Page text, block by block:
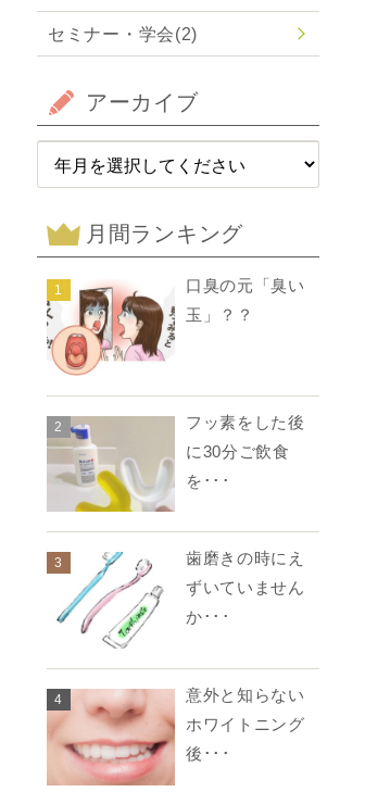
セミナー・学会(2)
アーカイブ
月間ランキング
1
口臭の元「臭い
玉」？？
2
フッ素をした後
に30分ご飲食
を･･･
3
歯磨きの時にえ
ずいていません
か･･･
4
意外と知らない
ホワイトニング
後･･･